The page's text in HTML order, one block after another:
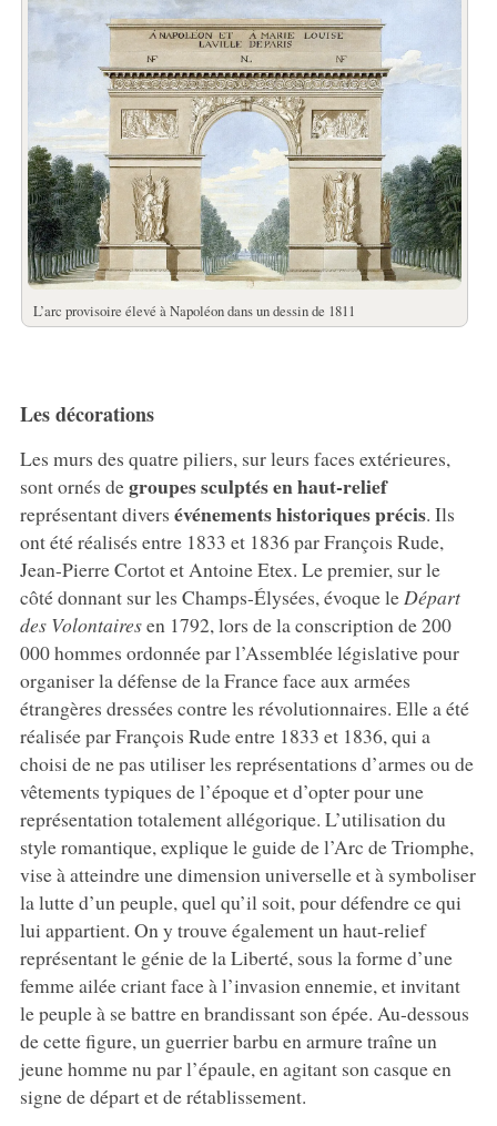
L’arc provisoire élevé à Napoléon dans un dessin de 1811
Les décorations
Les murs des quatre piliers, sur leurs faces extérieures,
sont ornés degroupes sculptés en haut-relief
représentant divers événements historiques précis. Ils
ont été réalisés entre 1833 et 1836 par François Rude,
Jean-Pierre Cortot et Antoine Etex. Le premier, sur le
côté donnant sur les Champs-Élysées, évoque leDépart
des Volontairesen 1792, lors de la conscription de 200
000 hommes ordonnée par l’Assemblée législative pour
organiser la défense de la France face aux armées
étrangères dressées contre les révolutionnaires. Elle a été
réalisée par François Rude entre 1833 et 1836, qui a
choisi de ne pas utiliser les représentations d’armes ou de
vêtements typiques de l’époque et d’opter pour une
représentation totalement allégorique. L’utilisation du
style romantique, explique le guide de l’Arc de Triomphe,
vise à atteindre une dimension universelle et à symboliser
la lutte d’un peuple, quel qu’il soit, pour défendre ce qui
lui appartient. On y trouve également un haut-relief
représentant le génie de la Liberté, sous la forme d’une
femme ailée criant face à l’invasion ennemie, et invitant
le peuple à se battre en brandissant son épée. Au-dessous
de cette figure, un guerrier barbu en armure traîne un
jeune homme nu par l’épaule, en agitant son casque en
signe de départ et de rétablissement.